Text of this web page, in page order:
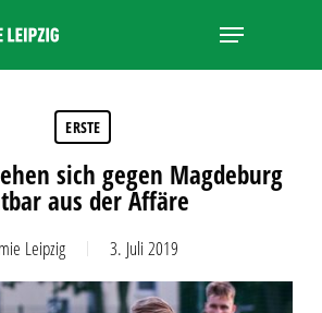
Menu
ERSTE
sich gegen Magdeburg
aus der Affäre
Leipzig 3. Juli 2019
Close